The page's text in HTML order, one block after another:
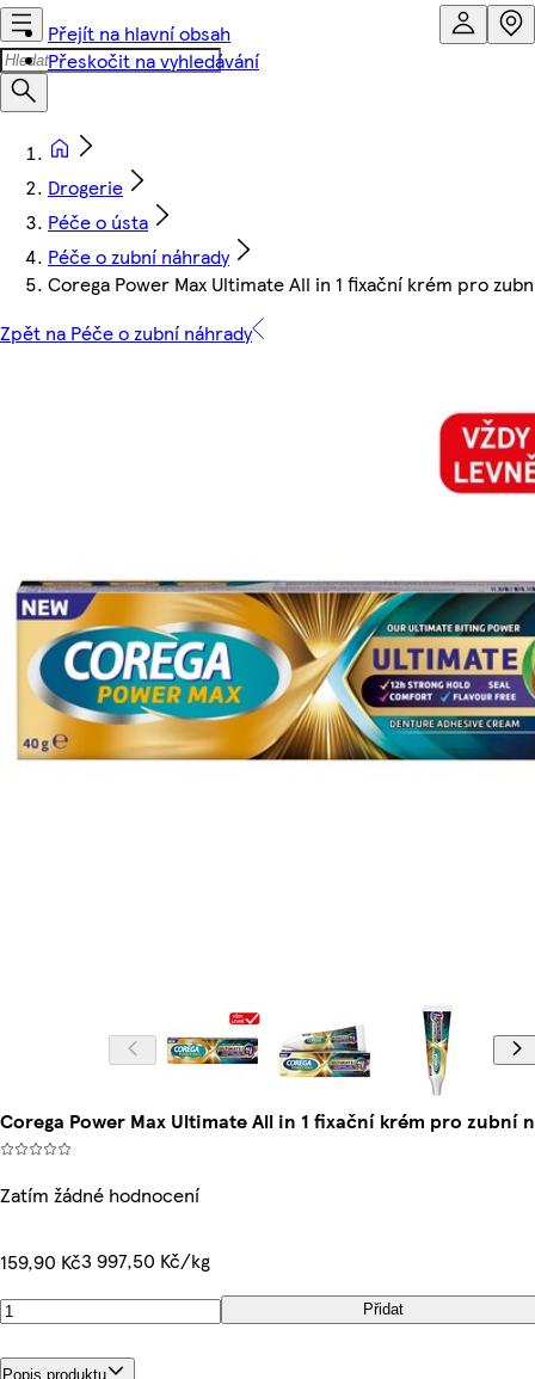
Přejít na hlavní obsah
Přeskočit na vyhledávání
Drogerie
Péče o ústa
Péče o zubní náhrady
Corega Power Max Ultimate All in 1 fixační krém pro
Zpět na Péče o zubní náhrady
Corega Power Max Ultimate All in 1 fixační krém pro zubní
Zatím žádné hodnocení
159,90 Kč3 997,50 Kč/kg
Přidat
Popis produktu